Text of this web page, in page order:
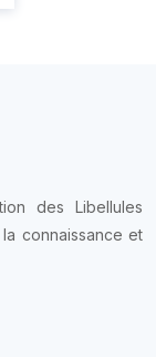
des Libellules
connaissance et